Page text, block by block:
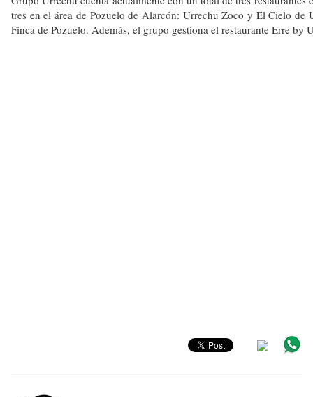
tres en el área de Pozuelo de Alarcón: Urrechu Zoco y El Cielo de
Finca de Pozuelo. Además, el grupo gestiona el restaurante Erre